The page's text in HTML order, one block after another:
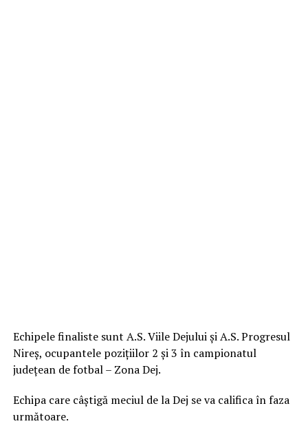
Echipele finaliste sunt A.S. Viile Dejului şi A.S. Progresul
Nireş, ocupantele poziţiilor 2 şi 3 în campionatul
judeţean de fotbal – Zona Dej.
Echipa care câştigă meciul de la Dej se va califica în faza
următoare.